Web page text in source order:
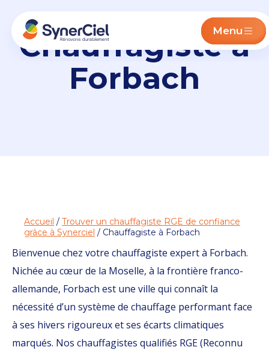
Menu
Chauffagiste à
Forbach
Accueil / Trouver un chauffagiste RGE de confiance
grâce à Synerciel / Chauffagiste à Forbach
Bienvenue chez votre chauffagiste expert à Forbach.
Nichée au cœur de la Moselle, à la frontière franco-
allemande, Forbach est une ville qui connaît la
nécessité d’un système de chauffage performant face
à ses hivers rigoureux et ses écarts climatiques
marqués. Nos chauffagistes qualifiés RGE (Reconnu